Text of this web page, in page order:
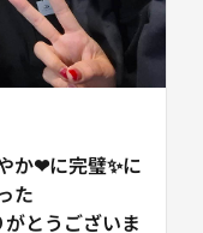
か❤に完璧✨に
た
とうございま